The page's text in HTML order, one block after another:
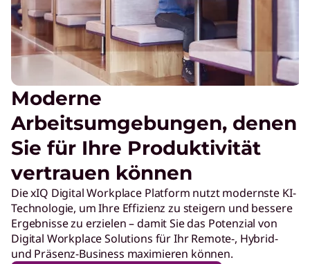
Moderne
Arbeitsumgebungen, denen
Sie für Ihre Produktivität
vertrauen können
Die xIQ Digital Workplace Platform nutzt modernste KI-
Technologie, um Ihre Effizienz zu steigern und bessere
Ergebnisse zu erzielen – damit Sie das Potenzial von
Digital Workplace Solutions für Ihr Remote-, Hybrid-
und Präsenz-Business maximieren können.